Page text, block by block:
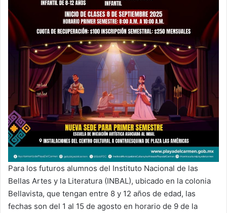
Para los futuros alumnos del Instituto Nacional de las
Bellas Artes y la Literatura (INBAL), ubicado en la colonia
Bellavista, que tengan entre 8 y 12 años de edad, las
fechas son del 1 al 15 de agosto en horario de 9 de la